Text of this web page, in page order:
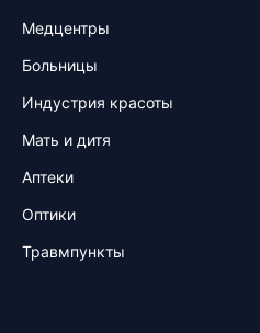
Медцентры
Больницы
Индустрия красоты
Мать и дитя
Аптеки
Оптики
Травмпункты